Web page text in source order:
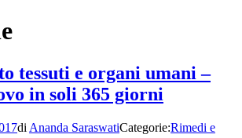
tessuti e organi umani –
in soli 365 giorni
di Ananda SaraswatiCategorie:Rimedi e